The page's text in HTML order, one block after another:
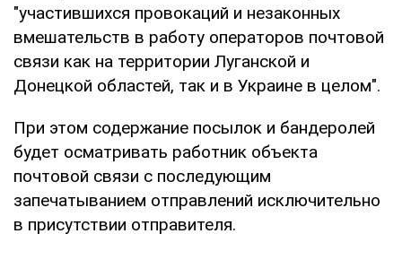
"участившихся провокаций и незаконных
вмешательств в работу операторов почтовой
связи как на территории Луганской и
Донецкой областей, так и в Украине в целом".
При этом содержание посылок и бандеролей
будет осматривать работник объекта
почтовой связи с последующим
запечатыванием отправлений исключительно
в присутствии отправителя.